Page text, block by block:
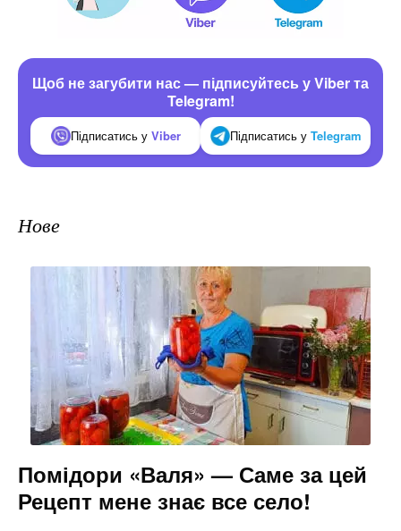
Щоб не загубити нас — підписуйтесь у Viber та
Telegram!
Підписатись у Viber Підписатись у Telegram
Нове
Помідори «Валя» — Саме за цей
Рецепт мене знає все село!